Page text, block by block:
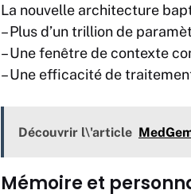
La nouvelle architecture
– Plus d’un trillion de
– Une fenêtre de contexte
– Une efficacité de
Découvrir l\'article
Mémoire et